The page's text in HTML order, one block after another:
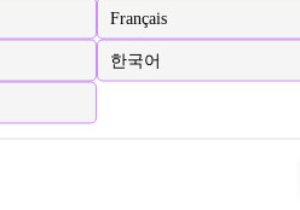
Français
한국어